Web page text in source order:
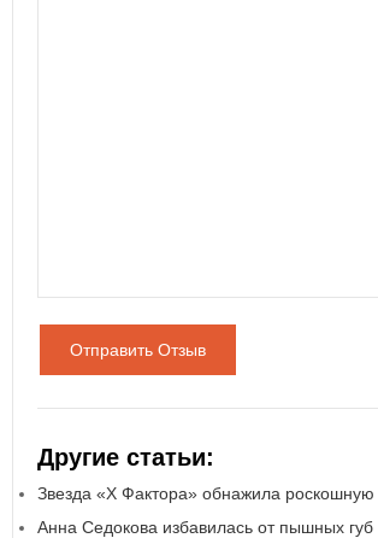
Отправить Отзыв
Другие статьи:
Звезда «Х Фактора» обнажила роскошную
Анна Седокова избавилась от пышных губ